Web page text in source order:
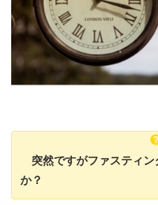
突然ですがファスティ
か？